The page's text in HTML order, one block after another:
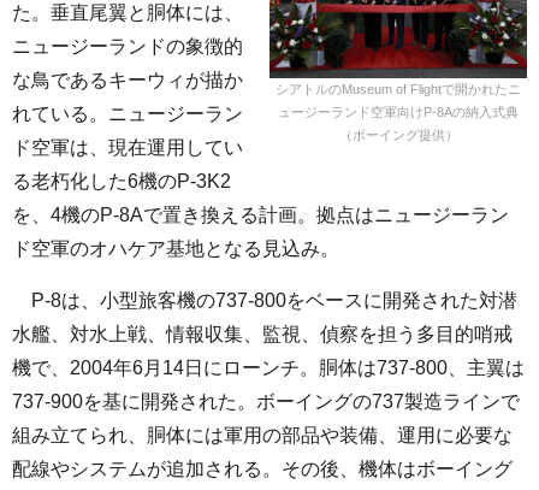
シアトルのMuseum of Flightで開かれたニ
ュージーランド空軍向けP-8Aの納入式典
（ボーイング提供）
た。垂直尾翼と胴体には、
ニュージーランドの象徴的
な鳥であるキーウィが描か
れている。ニュージーラン
ド空軍は、現在運用してい
る老朽化した6機のP-3K2
を、4機のP-8Aで置き換える計画。拠点はニュージーラン
ド空軍のオハケア基地となる見込み。
P-8は、小型旅客機の737-800をベースに開発された対潜
水艦、対水上戦、情報収集、監視、偵察を担う多目的哨戒
機で、2004年6月14日にローンチ。胴体は737-800、主翼は
737-900を基に開発された。ボーイングの737製造ラインで
組み立てられ、胴体には軍用の部品や装備、運用に必要な
配線やシステムが追加される。その後、機体はボーイング